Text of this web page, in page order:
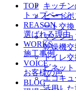
TOP
トップページ
REASON
選ばれる理由
WORKS
施工事例
VOICE
お客様の声
BLOG
キッチ
ヒート
ート交
マンシ
乾燥機
トイレ
ビネッ
エコキ
活用し